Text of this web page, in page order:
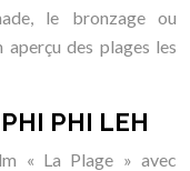
le bronzage ou
aperçu des plages les
PHI PHI LEH
« La Plage » avec